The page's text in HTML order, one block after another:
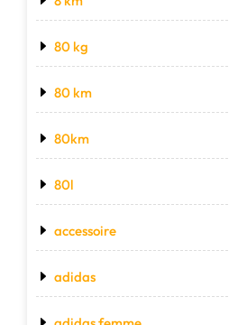
80 kg
80 km
80km
80l
accessoire
adidas